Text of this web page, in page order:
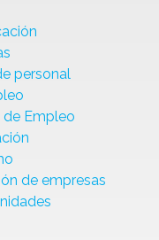
personal
Empleo
de empresas